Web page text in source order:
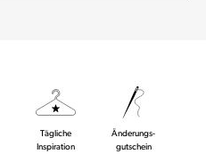
Tägliche
Inspiration
Änderungs-
gutschein